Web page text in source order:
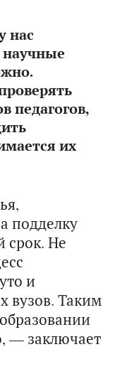
нас
педагогов,
их
подделку
срок. Не
и
вузов. Таким
— заключает